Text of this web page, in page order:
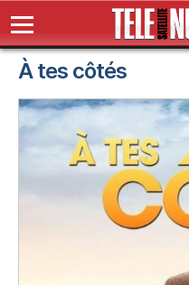
À tes côtés